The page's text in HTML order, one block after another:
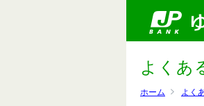
ホーム よく
よくあ